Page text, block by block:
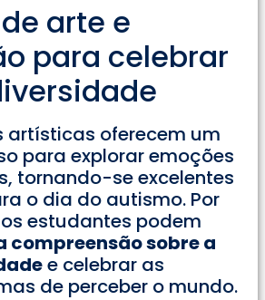
arte e
para celebrar
artísticas oferecem um
para explorar emoções
tornando-se excelentes
o dia do autismo. Por
estudantes podem
compreensão sobre a
e celebrar as
de perceber o mundo.